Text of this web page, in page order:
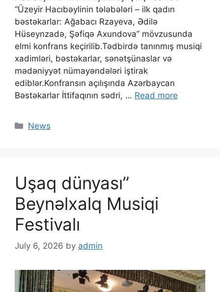
“Üzeyir Hacıbəylinin tələbələri – ilk qadın
bəstəkarlar: Ağabacı Rzayeva, Ədilə
Hüseynzadə, Şəfiqə Axundova” mövzusunda
elmi konfrans keçirilib.Tədbirdə tanınmış musiqi
xadimləri, bəstəkarlar, sənətşünaslar və
mədəniyyət nümayəndələri iştirak
ediblər.Konfransın açılışında Azərbaycan
Bəstəkarlar İttifaqının sədri, … Read more
News
Uşaq dünyası”
Beynəlxalq Musiqi
Festivalı
July 6, 2026 by admin